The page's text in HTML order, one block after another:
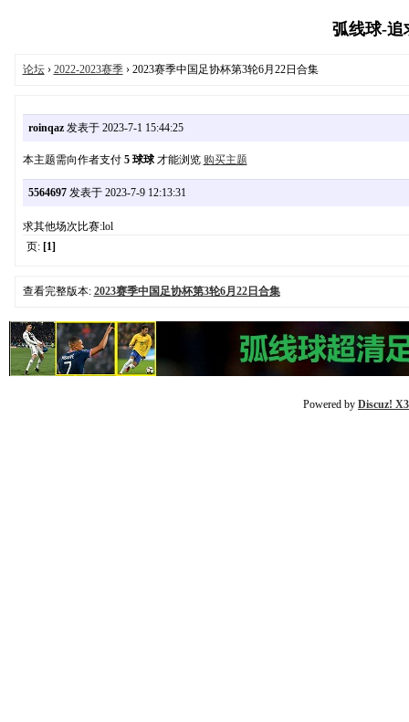
弧线球-追
论坛› 2022-2023赛季› 2023赛季中国足协杯第3轮6月22日合集
roinqaz发表于 2023-7-1 15:44:25
本主题需向作者支付 5 球球才能浏览 购买主题
5564697发表于 2023-7-9 12:13:31
求其他场次比赛:lol
页: [1]
查看完整版本: 2023赛季中国足协杯第3轮6月22日合集
Powered by Discuz!